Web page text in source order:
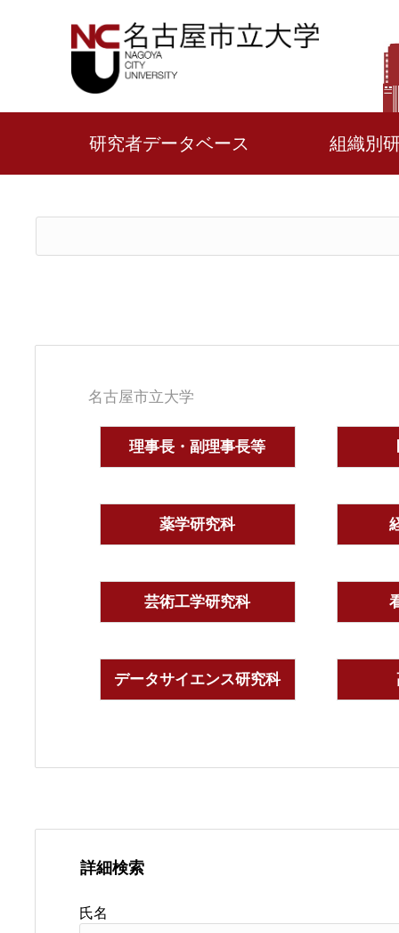
研究者データベース 組織別
名古屋市立大学
理事長・副理事長等
薬学研究科
芸術工学研究科
データサイエンス研究科
詳細検索
氏名